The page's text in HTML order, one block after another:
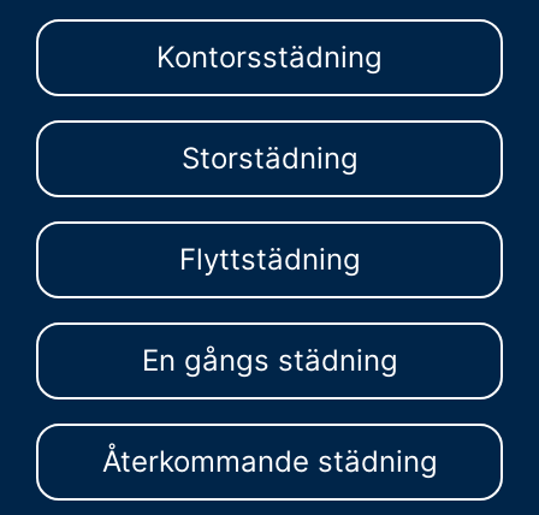
Kontorsstädning
Storstädning
Flyttstädning
En gångs städning
Återkommande städning